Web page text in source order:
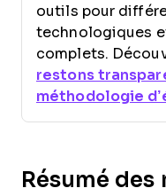
outils pour
technologiques
complets.
restons
méthodologie
Résumé